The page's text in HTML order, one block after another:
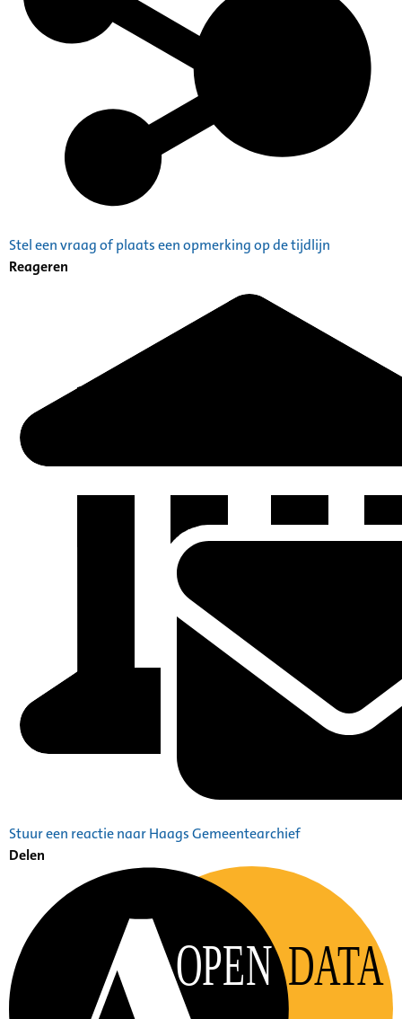
Stel een vraag of plaats een opmerking op de tijdlijn
Reageren
Stuur een reactie naar Haags Gemeentearchief
Delen
OPEN DATA